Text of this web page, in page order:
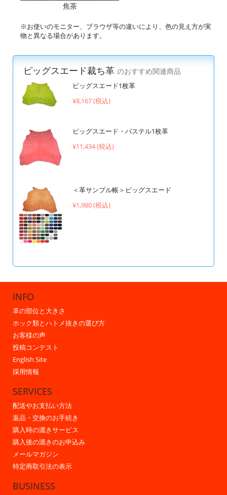
焦茶
※お使いのモニター、ブラウザ等の違いにより、色の見え方が実
物と異なる場合があります。
ピッグスエード裁ち革 のおすすめ関連商品
ピッグスエード1枚革
¥8,167 (税込)
ピッグスエード・パステル1枚革
¥11,434 (税込)
＜革サンプル帳＞ピッグスエード
¥1,980 (税込)
INFO
革の部位と大きさ
ホック類とハトメ抜きの選び方
お客様の声
投稿コンテスト
English Site
採用情報
SERVICES
配送やお支払い方法
返品・交換のお手続き
購入時の漉きサービス
購入後の漉きのお申込み
メールマガジン
特定商取引法の表示
BUSINESS